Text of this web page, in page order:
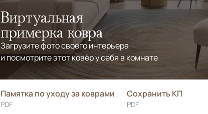
Виртуальная
примерка ковра
Загрузите фото своего интерьера
и посмотрите этот ковёр у себя в комнате
Памятка по уходу за коврами
PDF
Сохранить КП
PDF